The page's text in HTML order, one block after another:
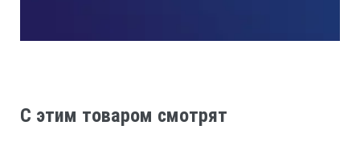
C этим товаром смотрят